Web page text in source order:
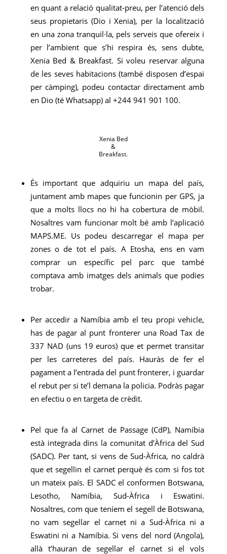
en quant a relació qualitat-preu, per l’atenció dels
seus propietaris (Dio i Xenia), per la localització
en una zona tranquil·la, pels serveis que ofereix i
per l’ambient que s’hi respira és, sens dubte,
Xenia Bed & Breakfast. Si voleu reservar alguna
de les seves habitacions (també disposen d’espai
per càmping), podeu contactar directament amb
en Dio (té Whatsapp) al +244 941 901 100.
Xenia Bed
&
Breakfast.
És important que adquiriu un mapa del país,
juntament amb mapes que funcionin per GPS, ja
que a molts llocs no hi ha cobertura de mòbil.
Nosaltres vam funcionar molt bé amb l’aplicació
MAPS.ME. Us podeu descarregar el mapa per
zones o de tot el país. A Etosha, ens en vam
comprar un específic pel parc que també
comptava amb imatges dels animals que podies
trobar.
Per accedir a Namíbia amb el teu propi vehicle,
has de pagar al punt fronterer una Road Tax de
337 NAD (uns 19 euros) que et permet transitar
per les carreteres del país. Hauràs de fer el
pagament a l’entrada del punt fronterer, i guardar
el rebut per si te’l demana la policia. Podràs pagar
en efectiu o en targeta de crèdit.
Pel que fa al Carnet de Passage (CdP), Namíbia
està integrada dins la comunitat d’Àfrica del Sud
(SADC). Per tant, si vens de Sud-Àfrica, no caldrà
que et segellin el carnet perquè és com si fos tot
un mateix país. El SADC el conformen Botswana,
Lesotho, Namíbia, Sud-Àfrica i Eswatini.
Nosaltres, com que teníem el segell de Botswana,
no vam segellar el carnet ni a Sud-Àfrica ni a
Eswatini ni a Namíbia. Si vens del nord (Angola),
allà t’hauran de segellar el carnet si el vols